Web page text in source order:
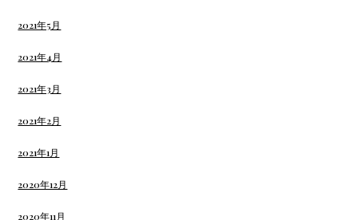
2021年5月
2021年4月
2021年3月
2021年2月
2021年1月
2020年12月
2020年11月